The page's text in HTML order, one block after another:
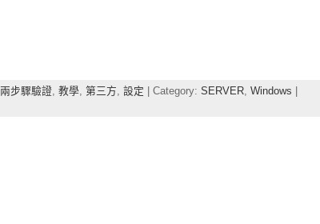
兩步驟驗證, 教學 第三方 設定 | Category: SERVER, Windows |